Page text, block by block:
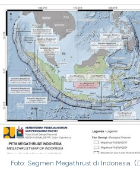
Foto: Segmen Megathrust di Indonesia.